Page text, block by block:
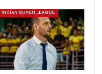
INDIAN SUPER LEAGUE